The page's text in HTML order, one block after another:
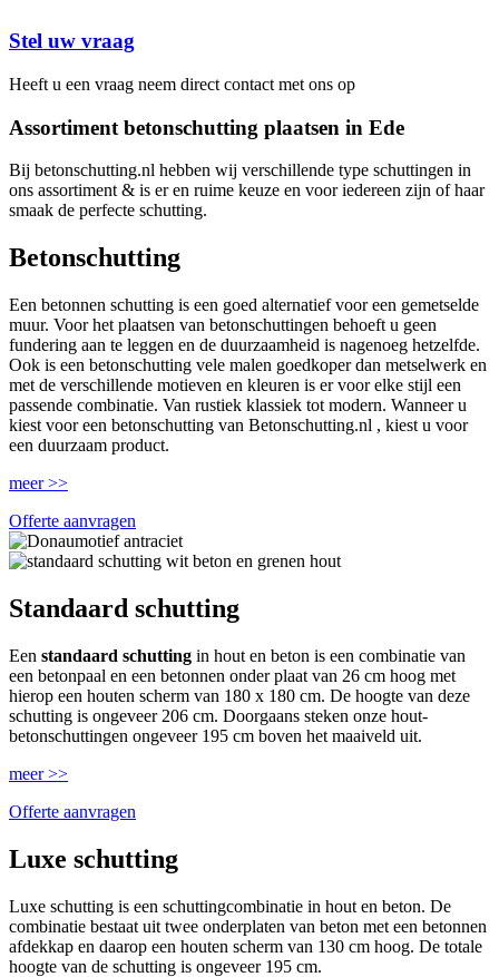
Stel uw vraag
Heeft u een vraag neem direct contact met ons op
Assortiment betonschutting plaatsen in Ede
Bij betonschutting.nl hebben wij verschillende type schuttingen in
ons assortiment & is er en ruime keuze en voor iedereen zijn of haar
smaak de perfecte schutting.
Betonschutting
Een betonnen schutting is een goed alternatief voor een gemetselde
muur. Voor het plaatsen van betonschuttingen behoeft u geen
fundering aan te leggen en de duurzaamheid is nagenoeg hetzelfde.
Ook is een betonschutting vele malen goedkoper dan metselwerk en
met de verschillende motieven en kleuren is er voor elke stijl een
passende combinatie. Van rustiek klassiek tot modern. Wanneer u
kiest voor een betonschutting van Betonschutting.nl , kiest u voor
een duurzaam product.
meer >>
Offerte aanvragen
Standaard schutting
Een standaard schutting in hout en beton is een combinatie van
een betonpaal en een betonnen onder plaat van 26 cm hoog met
hierop een houten scherm van 180 x 180 cm. De hoogte van deze
schutting is ongeveer 206 cm. Doorgaans steken onze hout-
betonschuttingen ongeveer 195 cm boven het maaiveld uit.
meer >>
Offerte aanvragen
Luxe schutting
Luxe schutting is een schuttingcombinatie in hout en beton. De
combinatie bestaat uit twee onderplaten van beton met een betonnen
afdekkap en daarop een houten scherm van 130 cm hoog. De totale
hoogte van de schutting is ongeveer 195 cm.